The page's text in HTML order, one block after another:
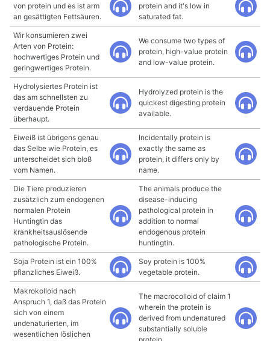
von protein und es ist arm
an gesättigten Fettsäuren.
protein and it's low in
saturated fat.
Wir konsumieren zwei
Arten von Protein:
hochwertiges Protein und
geringwertiges Protein.
We consume two types of
protein, high-value protein
and low-value protein.
Hydrolysiertes Protein ist
das am schnellsten zu
verdauende Protein
überhaupt.
Hydrolyzed protein is the
quickest digesting protein
available.
Eiweiß ist übrigens genau
das Selbe wie Protein, es
unterscheidet sich bloß
vom Namen.
Incidentally protein is
exactly the same as
protein, it differs only by
name.
Die Tiere produzieren
zusätzlich zum endogenen
normalen Protein
Huntingtin das
krankheitsauslösende
pathologische Protein.
The animals produce the
disease-inducing
pathological protein in
addition to normal
endogenous protein
huntingtin.
Soja Protein ist ein 100%
pflanzliches Eiweiß.
Soy protein is 100%
vegetable protein.
Makrokolloid nach
Anspruch 1, daß das Protein
sich von einem
undenaturierten, im
wesentlichen löslichen
The macrocolloid of claim 1
wherein the protein is
derived from undenatured
substantially soluble